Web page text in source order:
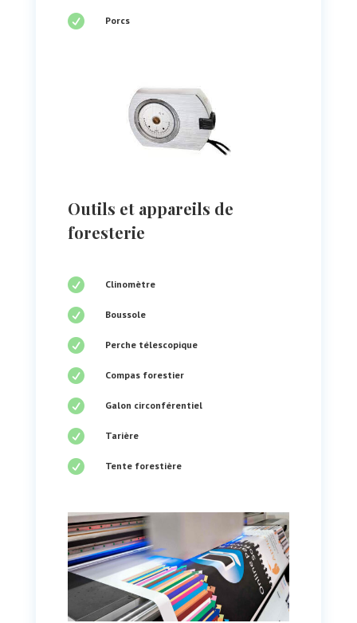
 Porcs
Outils et appareils de
foresterie
 Clinomètre
 Boussole
 Perche télescopique
 Compas forestier
 Galon circonférentiel
 Tarière
 Tente forestière